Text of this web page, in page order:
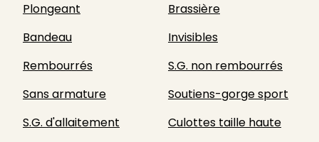
Plongeant
Brassière
Bandeau
Invisibles
Rembourrés
S.G. non rembourrés
Sans armature
Soutiens-gorge sport
S.G. d'allaitement
Culottes taille haute